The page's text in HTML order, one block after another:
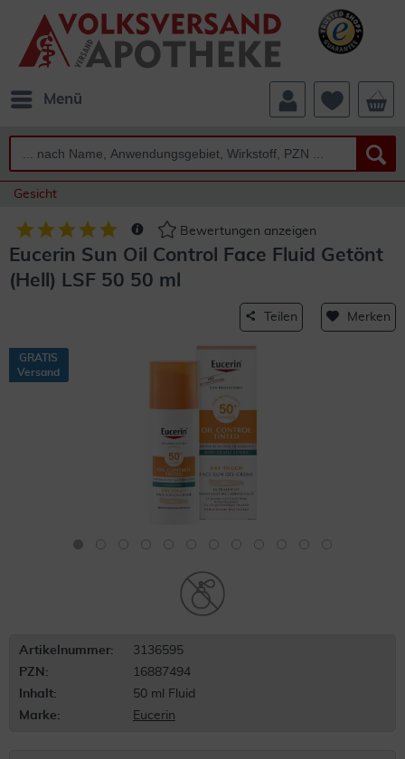
Menü
Gesicht
Bewertungen anzeigen
Eucerin Sun Oil Control Face Fluid Getönt
(Hell) LSF 50 50 ml
Teilen Merken
GRATIS
Versand
Artikelnummer:
3136595
PZN:
16887494
Inhalt:
50 ml Fluid
Marke:
Eucerin